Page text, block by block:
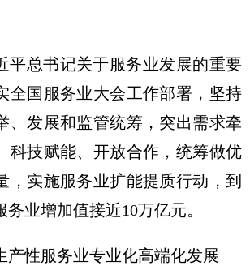
平总书记关于服务业发展的重要
全国服务业大会工作部署，坚持
、发展和监管统筹，突出需求牵
科技赋能、开放合作，统筹做优
，实施服务业扩能提质行动，到
务业增加值接近10万亿元。
产性服务业专业化高端化发展